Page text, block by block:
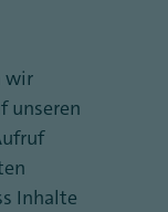
wir
unseren
Inhalte